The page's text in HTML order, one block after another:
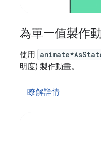
為單一值製作
使用
明度) 製作動畫。
瞭解詳情